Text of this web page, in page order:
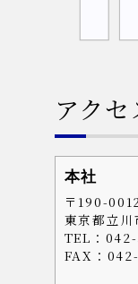
アクセ
本社
〒190-
東京都立
TEL：
FAX：